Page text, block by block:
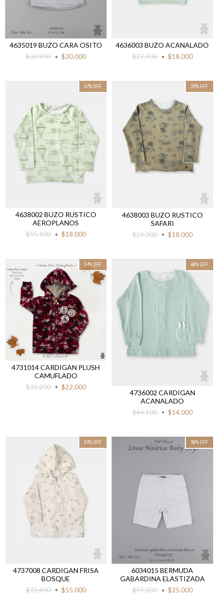
4635019 BUZO CARA OSITO
$30.900
$30.000
4636003 BUZO ACANALADO
$27.900
$18.000
67% OFF
4638002 BUZO RUSTICO
AEROPLANOS
$55.100
$18.000
39% OFF
4638003 BUZO RUSTICO
SAFARI
$29.300
$18.000
34% OFF
4731014 CARDIGAN PLUSH
CAMUFLADO
$33.200
$22.000
68% OFF
4736002 CARDIGAN
ACANALADO
$44.100
$14.000
24% OFF
4737008 CARDIGAN FRISA
BOSQUE
$72.400
$55.000
58% OFF
6034015 BERMUDA
GABARDINA ELASTIZADA
$59.300
$25.000